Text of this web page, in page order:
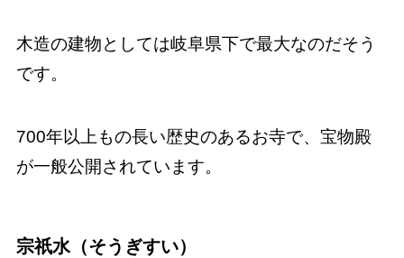
木造の建物としては岐阜県下で最大なのだそう
です。
700年以上もの長い歴史のあるお寺で、宝物殿
が一般公開されています。
宗祇水（そうぎすい）